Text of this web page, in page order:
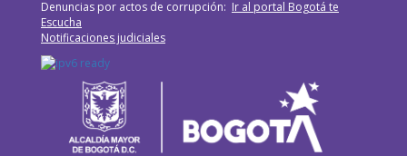
Denuncias por actos de corrupción: Ir al portal Bogotá te
Escucha
Notificaciones judiciales